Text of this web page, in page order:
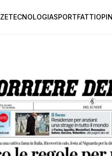
TECNOLOGIASPORTFATTI